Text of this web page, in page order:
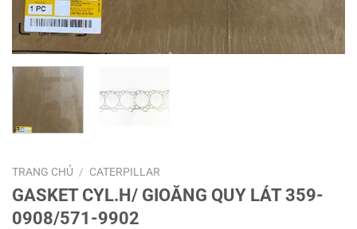
TRANG CHỦ / CATERPILLAR
GASKET CYL.H/ GIOĂNG QUY LÁT 359-
0908/571-9902